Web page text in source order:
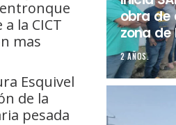
la CICT
mas
Esquivel
de la
pesada
obra de
zona de
2 AÑOS.